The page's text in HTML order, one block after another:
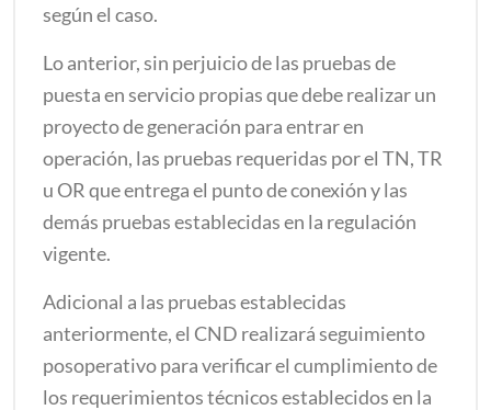
según el caso.
Lo anterior, sin perjuicio de las pruebas de
puesta en servicio propias que debe realizar un
proyecto de generación para entrar en
operación, las pruebas requeridas por el TN, TR
u OR que entrega el punto de conexión y las
demás pruebas establecidas en la regulación
vigente.
Adicional a las pruebas establecidas
anteriormente, el CND realizará seguimiento
posoperativo para verificar el cumplimiento de
los requerimientos técnicos establecidos en la